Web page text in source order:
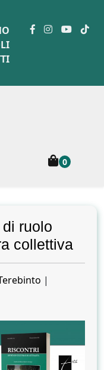
0
ruolo
collettiva
|